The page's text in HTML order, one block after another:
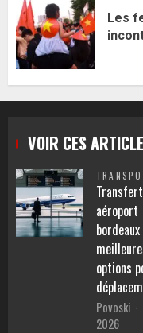
Les
VOIR CES
Transfert
aéroport
options
Povoski
2026